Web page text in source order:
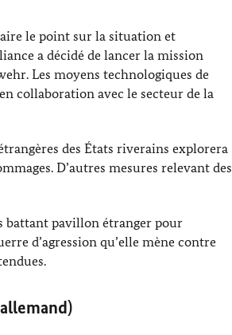
le point sur la situation et
a décidé de lancer la mission
. Les moyens technologiques de
collaboration avec le secteur de la
des États riverains explorera
D’autres mesures relevant des
battant pavillon étranger pour
d’agression qu’elle mène contre